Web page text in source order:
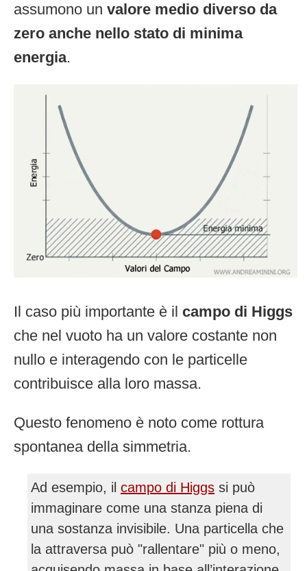
assumono un valore medio diverso da
zero anche nello stato di minima
energia.
Il caso più importante è il campo di Higgs
che nel vuoto ha un valore costante non
nullo e interagendo con le particelle
contribuisce alla loro massa.
Questo fenomeno è noto come rottura
spontanea della simmetria.
Ad esempio, il campo di Higgs si può
immaginare come una stanza piena di
una sostanza invisibile. Una particella che
la attraversa può "rallentare" più o meno,